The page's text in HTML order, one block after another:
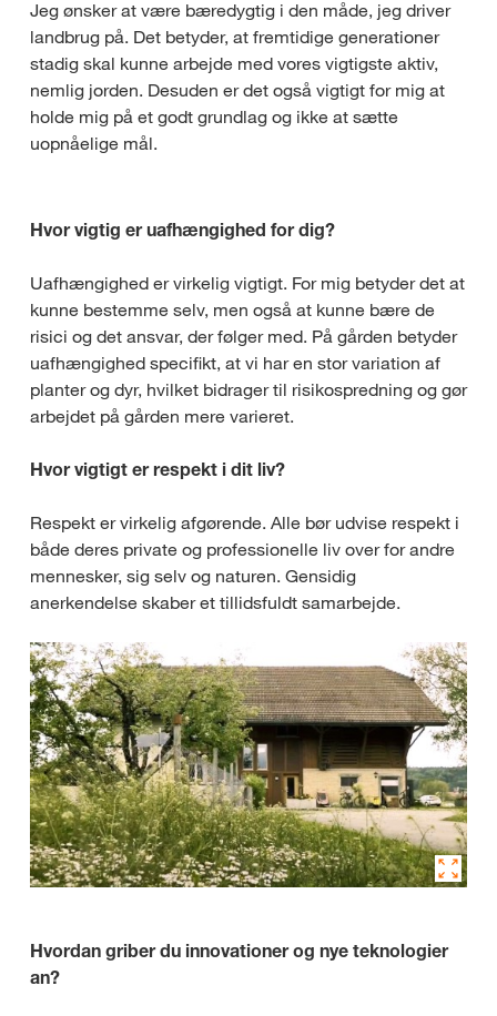
Jeg ønsker at være bæredygtig i den måde, jeg driver
landbrug på. Det betyder, at fremtidige generationer
stadig skal kunne arbejde med vores vigtigste aktiv,
nemlig jorden. Desuden er det også vigtigt for mig at
holde mig på et godt grundlag og ikke at sætte
uopnåelige mål.
Hvor vigtig er uafhængighed for dig?
Uafhængighed er virkelig vigtigt. For mig betyder det at
kunne bestemme selv, men også at kunne bære de
risici og det ansvar, der følger med. På gården betyder
uafhængighed specifikt, at vi har en stor variation af
planter og dyr, hvilket bidrager til risikospredning og gør
arbejdet på gården mere varieret.
Hvor vigtigt er respekt i dit liv?
Respekt er virkelig afgørende. Alle bør udvise respekt i
både deres private og professionelle liv over for andre
mennesker, sig selv og naturen. Gensidig
anerkendelse skaber et tillidsfuldt samarbejde.
Hvordan griber du innovationer og nye teknologier
an?